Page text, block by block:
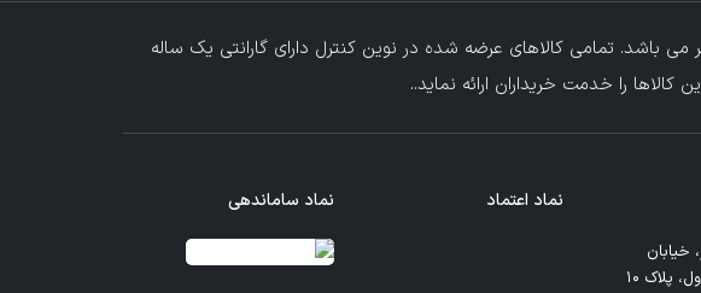
باشد. تمامی کالاهای عرضه شده در نوین کنترل دارای گارانتی یک ساله
را خدمت خریداران ارائه نماید..
خیابان
پلاک 10
نماد اعتماد نماد ساماندهی